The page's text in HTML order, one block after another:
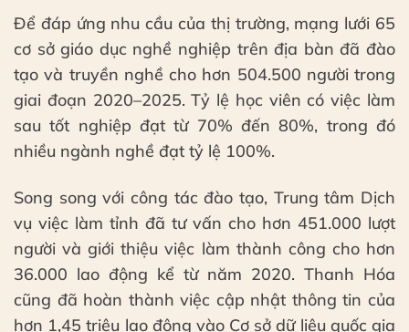
Để đáp ứng nhu cầu của thị trường, mạng lưới 65
cơ sở giáo dục nghề nghiệp trên địa bàn đã đào
tạo và truyền nghề cho hơn 504.500 người trong
giai đoạn 2020–2025. Tỷ lệ học viên có việc làm
sau tốt nghiệp đạt từ 70% đến 80%, trong đó
nhiều ngành nghề đạt tỷ lệ 100%.
Song song với công tác đào tạo, Trung tâm Dịch
vụ việc làm tỉnh đã tư vấn cho hơn 451.000 lượt
người và giới thiệu việc làm thành công cho hơn
36.000 lao động kể từ năm 2020. Thanh Hóa
cũng đã hoàn thành việc cập nhật thông tin của
hơn 1,45 triệu lao động vào Cơ sở dữ liệu quốc gia